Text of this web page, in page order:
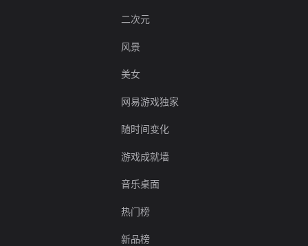
二次元
风景
美女
网易游戏独家
随时间变化
游戏成就墙
音乐桌面
热门榜
新品榜